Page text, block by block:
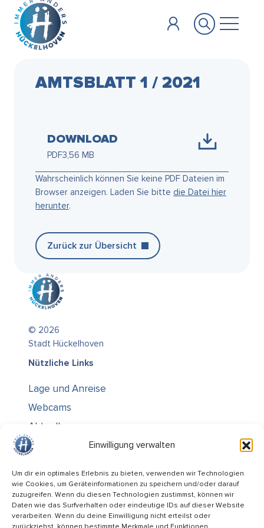
Einwilligung verwalten
Um dir ein optimales Erlebnis zu bieten, verwenden wir Technologien
wie Cookies, um Geräteinformationen zu speichern und/oder darauf
zuzugreifen. Wenn du diesen Technologien zustimmst, können wir
Daten wie das Surfverhalten oder eindeutige IDs auf dieser Website
verarbeiten. Wenn du deine Einwilligung nicht erteilst oder
Zum Hauptinhalt springen
AMTSBLATT 1 / 2021
DOWNLOAD
PDF3,56 MB
Wahrscheinlich können Sie keine PDF Dateien im
Browser anzeigen. Laden Sie bitte die Datei hier
herunter.
Zurück zur Übersicht
© 2026
Stadt Hückelhoven
Nützliche Links
Lage und Anreise
Webcams
Aktuelles
Über uns
Kontakt / Öffnungszeiten
Alle Ämter
Stellenausschreibungen
Rechtliches